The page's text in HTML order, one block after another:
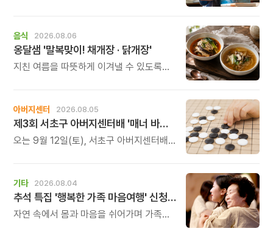
음식 2026.08.06
옹달샘 '말복맞이! 채개장 · 닭개장'
지친 여름을 따뜻하게 이겨낼 수 있도록
아버지센터 2026.08.05
제3회 서초구 아버지센터배 '매너 바둑왕' 대회
오는 9월 12일(토), 서초구 아버지센터배
기타 2026.08.04
추석 특집 '행복한 가족 마음여행' 신청 안내
자연 속에서 몸과 마음을 쉬어가며 가족의